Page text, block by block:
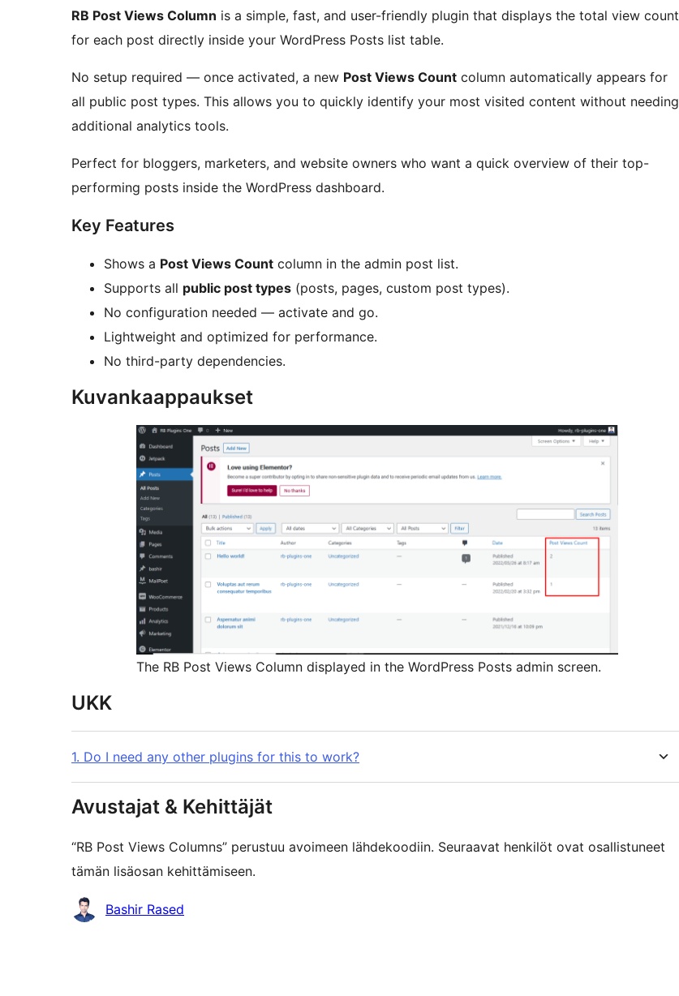
RB Post Views Column is a simple, fast, and user-friendly plugin that displays the total view count
for each post directly inside your WordPress Posts list table.
No setup required — once activated, a new Post Views Count column automatically appears for
all public post types. This allows you to quickly identify your most visited content without needing
additional analytics tools.
Perfect for bloggers, marketers, and website owners who want a quick overview of their top-
performing posts inside the WordPress dashboard.
Key Features
Shows a Post Views Count column in the admin post list.
Supports all public post types (posts, pages, custom post types).
No configuration needed — activate and go.
Lightweight and optimized for performance.
No third-party dependencies.
Kuvankaappaukset
The RB Post Views Column displayed in the WordPress Posts admin screen.
UKK
1. Do I need any other plugins for this to work?
Avustajat & Kehittäjät
“RB Post Views Columns” perustuu avoimeen lähdekoodiin. Seuraavat henkilöt ovat osallistuneet
tämän lisäosan kehittämiseen.
AvustajatBashir Rased